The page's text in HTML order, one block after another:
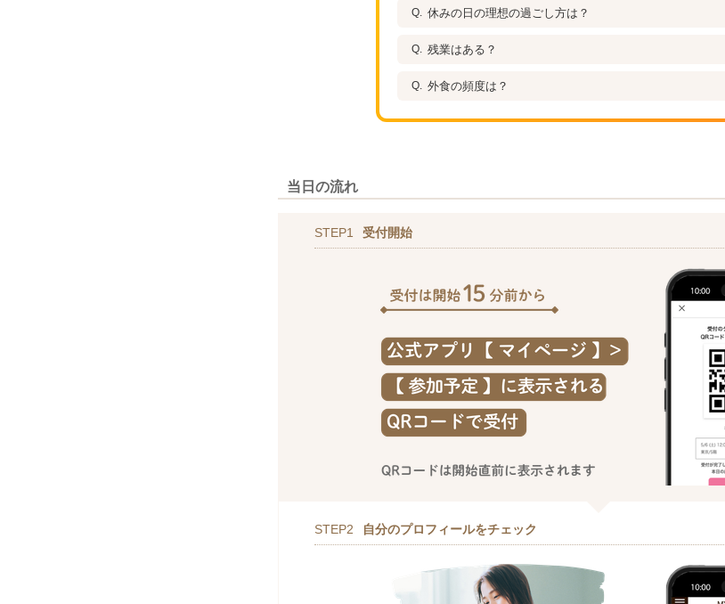
休みの日の理想の過ごし方は？
残業はある？
外食の頻度は？
当日の流れ
STEP1 受付開始
STEP2 自分のプロフィールをチェック